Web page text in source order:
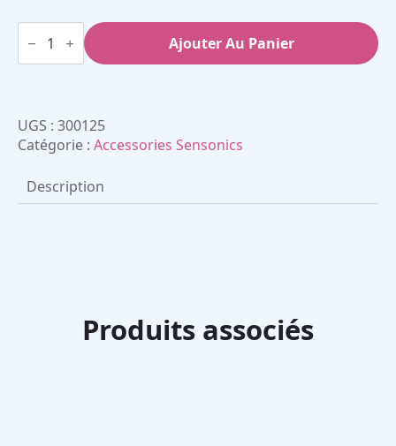
quantité
de
olfactif
(avec
clé
de
Ajouter Au Panier
UGS : 300125
Catégorie : Accessories Sensonics
Description
Produits associés